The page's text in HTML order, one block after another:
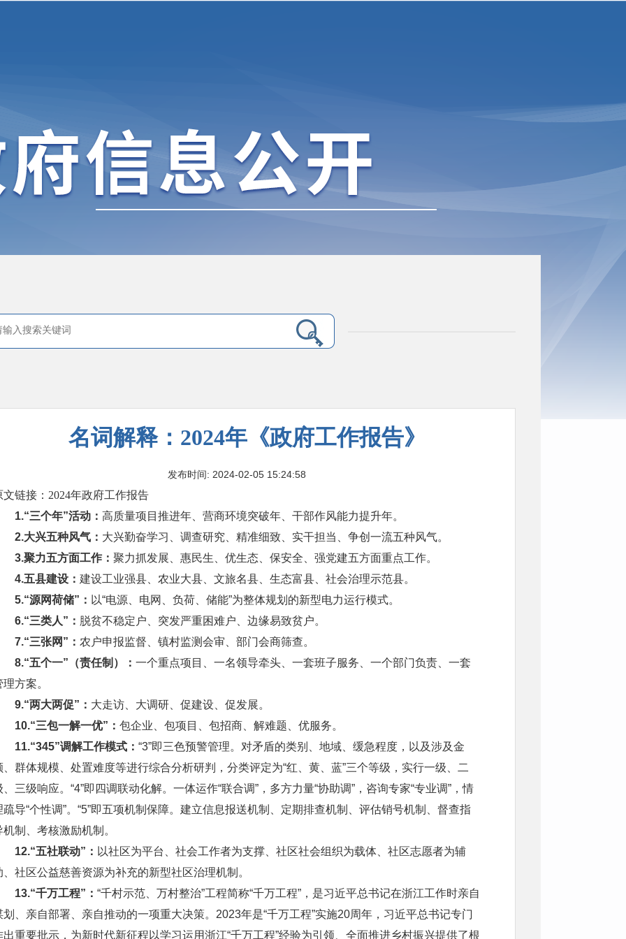
名词解释：2024年《政府工作报告》
发布时间: 2024-02-05 15:24:58
文链接：2024年政府工作报告
1.“三个年”活动： 高质量项目推进年、营商环境突破年、干部作风能力提升年。
2.大兴五种风气： 大兴勤奋学习、调查研究、精准细致、实干担当、争创一流五种风气。
3.聚力五方面工作： 聚力抓发展、惠民生、优生态、保安全、强党建五方面重点工作。
4.五县建设： 建设工业强县、农业大县、文旅名县、生态富县、社会治理示范县。
5.“源网荷储”： 以“电源、电网、负荷、储能”为整体规划的新型电力运行模式。
6.“三类人”： 脱贫不稳定户、突发严重困难户、边缘易致贫户。
7.“三张网”： 农户申报监督、镇村监测会审、部门会商筛查。
8.“五个一”（责任制）： 一个重点项目、一名领导牵头、一套班子服务、一个部门负责、一套
理方案。
9.“两大两促”： 大走访、大调研、促建设、促发展。
10.“三包一解一优”： 包企业、包项目、包招商、解难题、优服务。
11.“345”调解工作模式： “3”即三色预警管理。对矛盾的类别、地域、缓急程度，以及涉及金
、群体规模、处置难度等进行综合分析研判，分类评定为“红、黄、蓝”三个等级，实行一级、二
、三级响应。“4”即四调联动化解。一体运作“联合调”，多方力量“协助调”，咨询专家“专业调”，情
疏导“个性调”。“5”即五项机制保障。建立信息报送机制、定期排查机制、评估销号机制、督查指
机制、考核激励机制。
12.“五社联动”： 以社区为平台、社会工作者为支撑、社区社会组织为载体、社区志愿者为辅
、社区公益慈善资源为补充的新型社区治理机制。
13.“千万工程”： “千村示范、万村整治”工程简称“千万工程”，是习近平总书记在浙江工作时亲自
划、亲自部署、亲自推动的一项重大决策。2023年是“千万工程”实施20周年，习近平总书记专门
出重要批示，为新时代新征程以学习运用浙江“千万工程”经验为引领、全面推进乡村振兴提供了根